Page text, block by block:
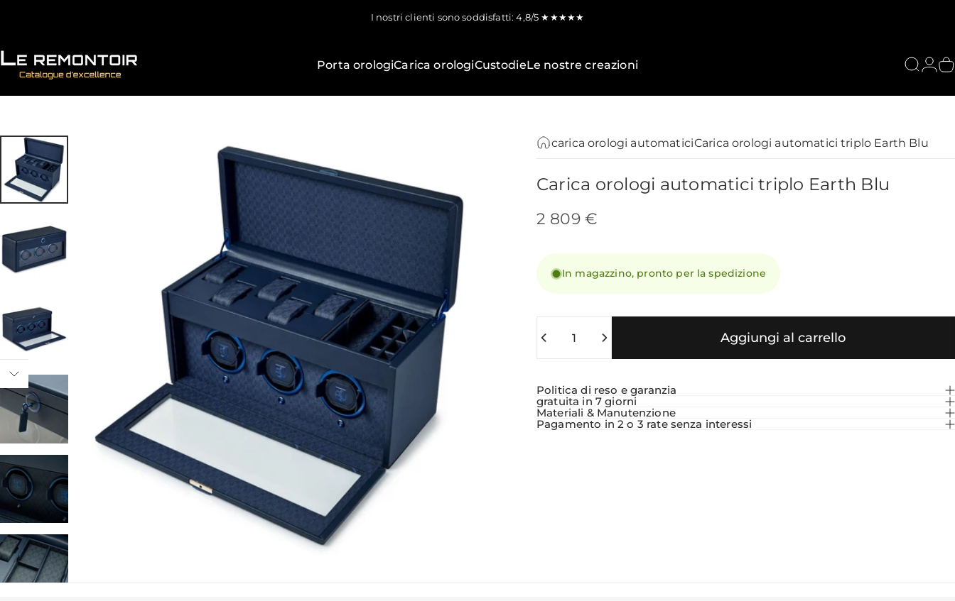
I nostri clienti sono soddisfatti: 4,8/5 ★★★★★
Le Remontoir : Porta Orologi Porta orologiCarica orologiCustodieLe nostre creazioni Cerca
carica orologi automaticiCarica orologi automatici triplo Earth Blu
Carica orologi automatici triplo Earth Blu
2 809 €
In magazzino, pronto per la spedizione
Aggiungi al carrello
Politica di reso e garanzia
gratuita in 7 giorni
Materiali & Manutenzione
Pagamento in 2 o 3 rate senza interessi